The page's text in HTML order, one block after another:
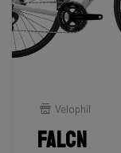
Velophil
Falcn